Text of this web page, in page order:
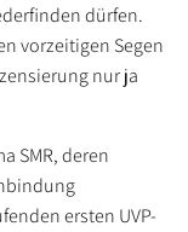
dürfen.
vorzeitigen Segen
nur ja
SMR, deren
ersten UVP-